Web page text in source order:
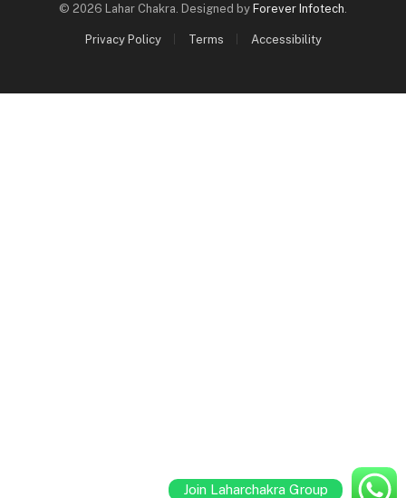
© 2026 Lahar Chakra. Designed by Forever Infotech
Privacy Policy Terms Accessibility
Join Laharchakra Group